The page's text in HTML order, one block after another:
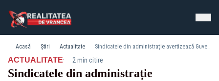
Acasă Știri Actualitate Sindicatele din administrație avertizează Guvernul: Grevă în peste 1500 de primării – administrația rurală refuză să mai fie periferia statului
ACTUALITATE· 2 min citire
Sindicatele din administrație